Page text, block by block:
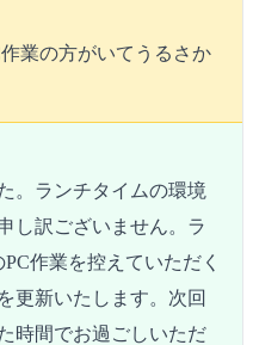
業の方がいてうるさか
。ランチタイムの環境
し訳ございません。ラ
作業を控えていただく
更新いたします。次回
時間でお過ごしいただ